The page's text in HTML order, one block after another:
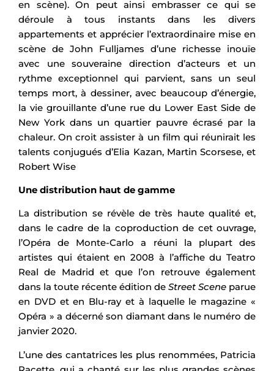
en scène). On peut ainsi embrasser ce qui se
déroule à tous instants dans les divers
appartements et apprécier l’extraordinaire mise en
scène de John Fulljames d’une richesse inouïe
avec une souveraine direction d’acteurs et un
rythme exceptionnel qui parvient, sans un seul
temps mort, à dessiner, avec beaucoup d’énergie,
la vie grouillante d’une rue du Lower East Side de
New York dans un quartier pauvre écrasé par la
chaleur. On croit assister à un film qui réunirait les
talents conjugués d’Elia Kazan, Martin Scorsese, et
Robert Wise
Une distribution haut de gamme
La distribution se révèle de très haute qualité et,
dans le cadre de la coproduction de cet ouvrage,
l’Opéra de Monte-Carlo a réuni la plupart des
artistes qui étaient en 2008 à l’affiche du Teatro
Real de Madrid et que l’on retrouve également
dans la toute récente édition de Street Scene parue
en DVD et en Blu-ray et à laquelle le magazine «
Opéra » a décerné son diamant dans le numéro de
janvier 2020.
L’une des cantatrices les plus renommées, Patricia